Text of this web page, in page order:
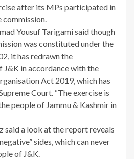
after its MPs participated in
commission.
Yousuf Tarigami said though
was constituted under the
it has redrawn the
in accordance with the
Act 2019, which has
Court. “The exercise is
people of Jammu & Kashmir in
said a look at the report reveals
sides, which can never
of J&K.